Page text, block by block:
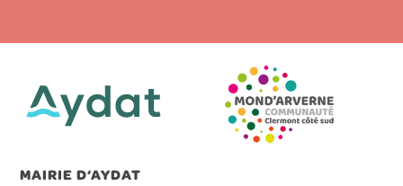
MAIRIE D‘AYDAT